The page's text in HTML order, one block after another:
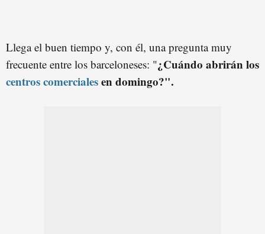
Llega el buen tiempo y, con él, una pregunta muy
frecuente entre los barceloneses: "¿Cuándo abrirán los
centros comercialesen domingo?".